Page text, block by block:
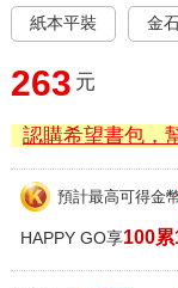
紙本平裝 金
263 元
認購希望書包，
預計最高可得金
HAPPY GO享100